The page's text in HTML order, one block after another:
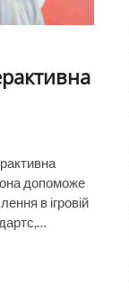
допоможе
в ігровій